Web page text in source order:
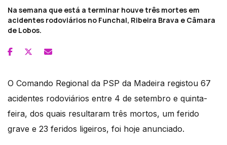
Na semana que está a terminar houve três mortes em
acidentes rodoviários no Funchal, Ribeira Brava e Câmara
de Lobos.
O Comando Regional da PSP da Madeira registou 67
acidentes rodoviários entre 4 de setembro e quinta-
feira, dos quais resultaram três mortos, um ferido
grave e 23 feridos ligeiros, foi hoje anunciado.